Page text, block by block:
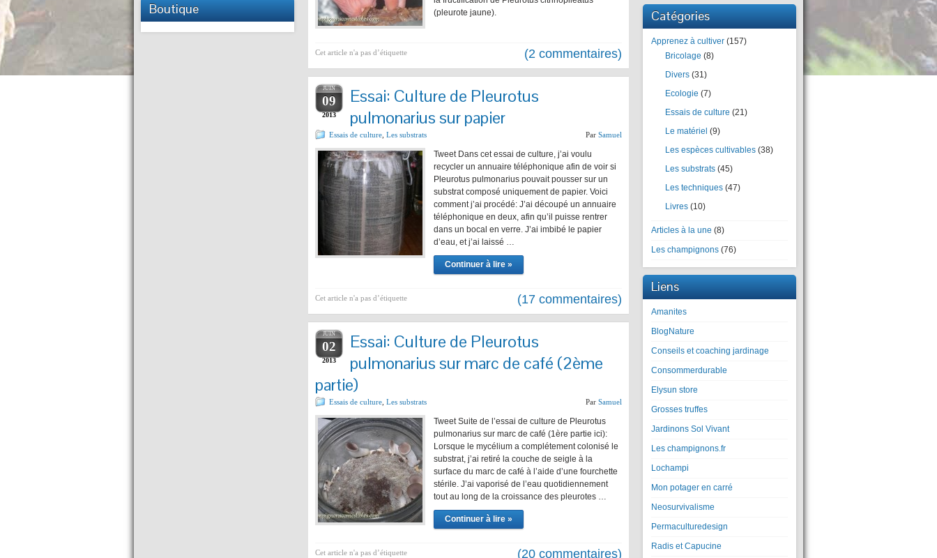
Boutique
(pleurote jaune).
Cet article n'a pas d’étiquette (2 commentaires)
JUIN
09
2013
Essai: Culture de Pleurotus
pulmonarius sur papier
Essais de culture Les substrats Par Samuel
Tweet Dans cet essai de culture, j’ai voulu
recycler un annuaire téléphonique afin de voir si
Pleurotus pulmonarius pouvait pousser sur un
substrat composé uniquement de papier. Voici
comment j’ai procédé: J’ai découpé un annuaire
téléphonique en deux, afin qu’il puisse rentrer
dans un bocal en verre. J’ai imbibé le papier
d’eau, et j’ai laissé …
Continuer à lire »
Cet article n'a pas d’étiquette (17 commentaires)
JUIN
02
2013
Essai: Culture de Pleurotus
pulmonarius sur marc de café (2ème
partie)
Essais de culture Les substrats Par Samuel
Tweet Suite de l’essai de culture de Pleurotus
pulmonarius sur marc de café (1ère partie ici):
Lorsque le mycélium a complétement colonisé le
substrat, j’ai retiré la couche de seigle à la
surface du marc de café à l’aide d’une fourchette
stérile. J’ai vaporisé de l’eau quotidiennement
tout au long de la croissance des pleurotes …
Continuer à lire »
Cet article n'a pas d’étiquette (20 commentaires)
Catégories
Apprenez à cultiver (157)
Bricolage (8)
Divers (31)
Ecologie (7)
Essais de culture (21)
Le matériel (9)
Les espèces cultivables (38)
Les substrats (45)
Les techniques (47)
Livres (10)
Articles à la une (8)
Les champignons (76)
Liens
Amanites
BlogNature
Conseils et coaching jardinage
Consommerdurable
Elysun store
Grosses truffes
Jardinons Sol Vivant
Les champignons.fr
Lochampi
Mon potager en carré
Neosurvivalisme
Permaculturedesign
Radis et Capucine